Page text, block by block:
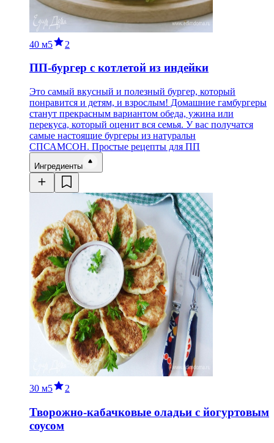
40 м5 2
ПП-бургер с котлетой из индейки
Это самый вкусный и полезный бургер, который
понравится и детям, и взрослым! Домашние гамбургеры
станут прекрасным вариантом обеда, ужина или
перекуса, который оценит вся семья. У вас получатся
самые настоящие бургеры из натуральн
СПСАМСОН. Простые рецепты для ПП
Ингредиенты
30 м5 2
Творожно-кабачковые оладьи с йогуртовым
соусом